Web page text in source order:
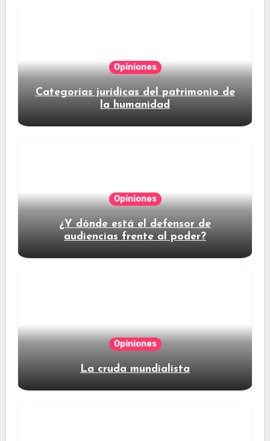
Opiniones
Categorías jurídicas del patrimonio de
la humanidad
Opiniones
¿Y dónde está el defensor de
audiencias frente al poder?
Opiniones
La cruda mundialista